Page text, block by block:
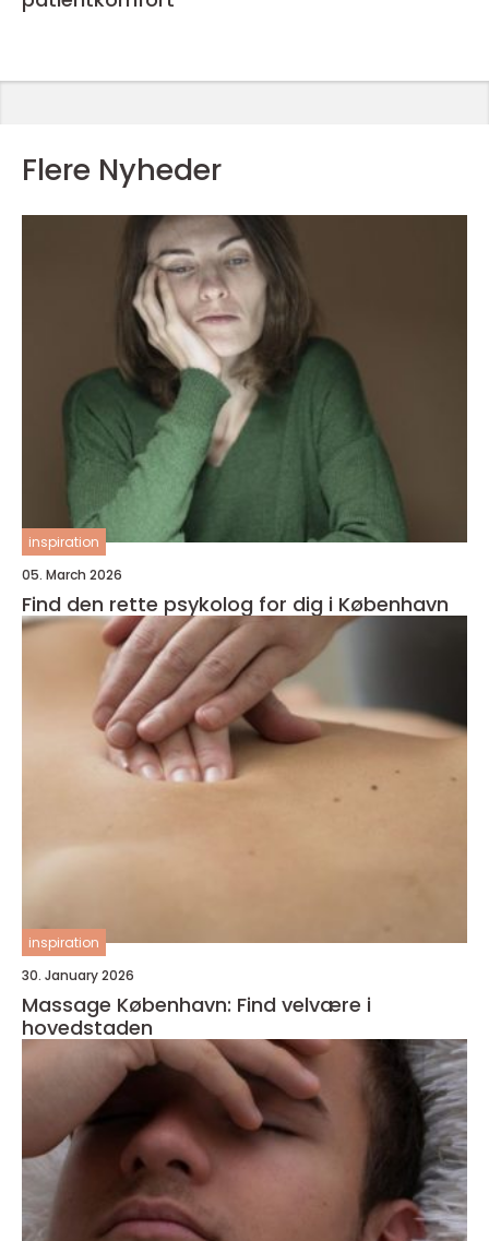
Flere Nyheder
inspiration
05. March 2026
Find den rette psykolog for dig i København
inspiration
30. January 2026
Massage København: Find velvære i
hovedstaden